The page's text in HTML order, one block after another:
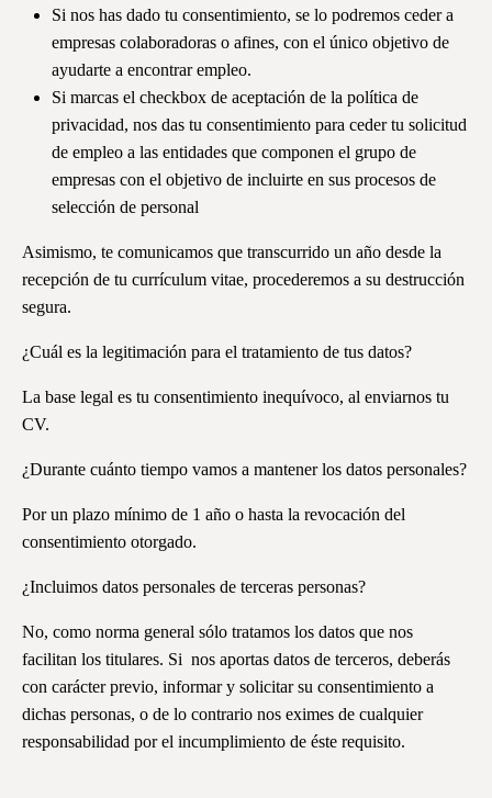
Si nos has dado tu consentimiento, se lo podremos ceder a
empresas colaboradoras o afines, con el único objetivo de
ayudarte a encontrar empleo.
Si marcas el checkbox de aceptación de la política de
privacidad, nos das tu consentimiento para ceder tu solicitud
de empleo a las entidades que componen el grupo de
empresas con el objetivo de incluirte en sus procesos de
selección de personal
Asimismo, te comunicamos que transcurrido un año desde la
recepción de tu currículum vitae, procederemos a su destrucción
segura.
¿Cuál es la legitimación para el tratamiento de tus datos?
La base legal es tu consentimiento inequívoco, al enviarnos tu
CV.
¿Durante cuánto tiempo vamos a mantener los datos personales?
Por un plazo mínimo de 1 año o hasta la revocación del
consentimiento otorgado.
¿Incluimos datos personales de terceras personas?
No, como norma general sólo tratamos los datos que nos
facilitan los titulares. Si nos aportas datos de terceros, deberás
con carácter previo, informar y solicitar su consentimiento a
dichas personas, o de lo contrario nos eximes de cualquier
responsabilidad por el incumplimiento de éste requisito.